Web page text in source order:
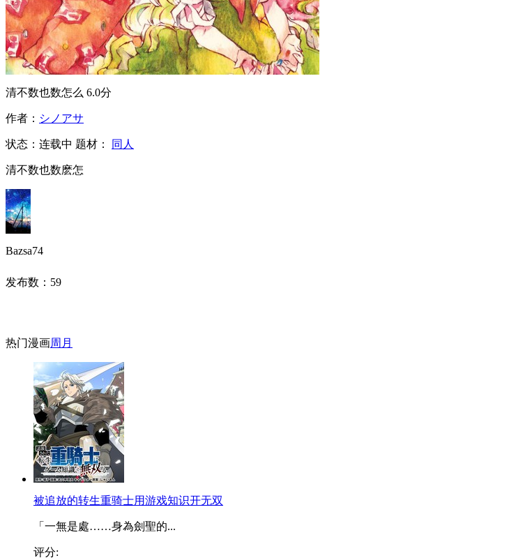
清不数也数怎么 6.0分
作者： シノアサ
状态： 连载中 题材： 同人
清不数也数麽怎
Bazsa74
发布数： 59
热门漫画周 月
被追放的转生重骑士用游戏知识开无双
「一無是處……身為劍聖的...
评分: